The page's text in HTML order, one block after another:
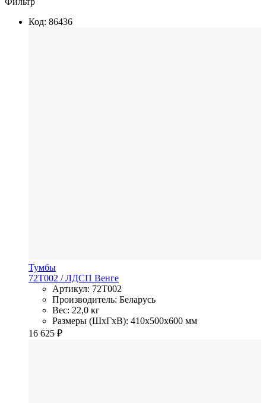
Код: 86436
Тумбы
72T002 / ЛДСП Венге
Артикул: 72T002
Производитель: Беларусь
Вес: 22,0 кг
Размеры (ШхГхВ): 410x500x600 мм
16 625 ₽